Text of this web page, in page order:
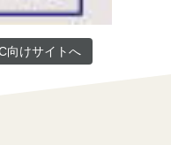
向けサイトへ